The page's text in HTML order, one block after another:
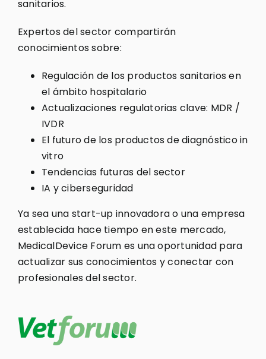
sanitarios.
Expertos del sector compartirán
conocimientos sobre:
Regulación de los productos sanitarios en
el ámbito hospitalario
Actualizaciones regulatorias clave: MDR /
IVDR
El futuro de los productos de diagnóstico in
vitro
Tendencias futuras del sector
IA y ciberseguridad
Ya sea una start-up innovadora o una empresa
establecida hace tiempo en este mercado,
MedicalDevice Forum es una oportunidad para
actualizar sus conocimientos y conectar con
profesionales del sector.